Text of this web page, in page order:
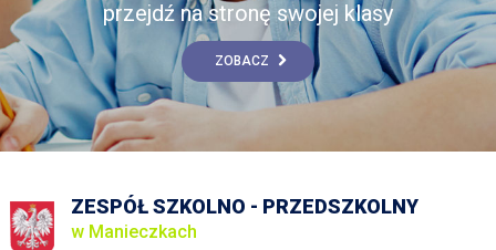
przejdź na stronę swojej klasy
ZOBACZ
ZESPÓŁ SZKOLNO - PRZEDSZKOLNY
w Manieczkach